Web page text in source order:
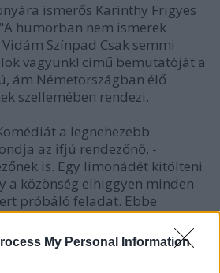
My Personal Information
ismerős Karinthy Frigyes
humorban nem ismerek
Színpad Csak semmi
vagyunk! című bemutatóját a
ám Németországban élő
szellemében rendezi.
a legnehezebb
az ifjú rendezőnő. -
is. Egy limonádét kitölteni
a közönség elhiggyen minden
próbáló feladat. Ebbe
előkészítése, időzítése épp
formába lendítése. A
Mesterség. Nem lehet